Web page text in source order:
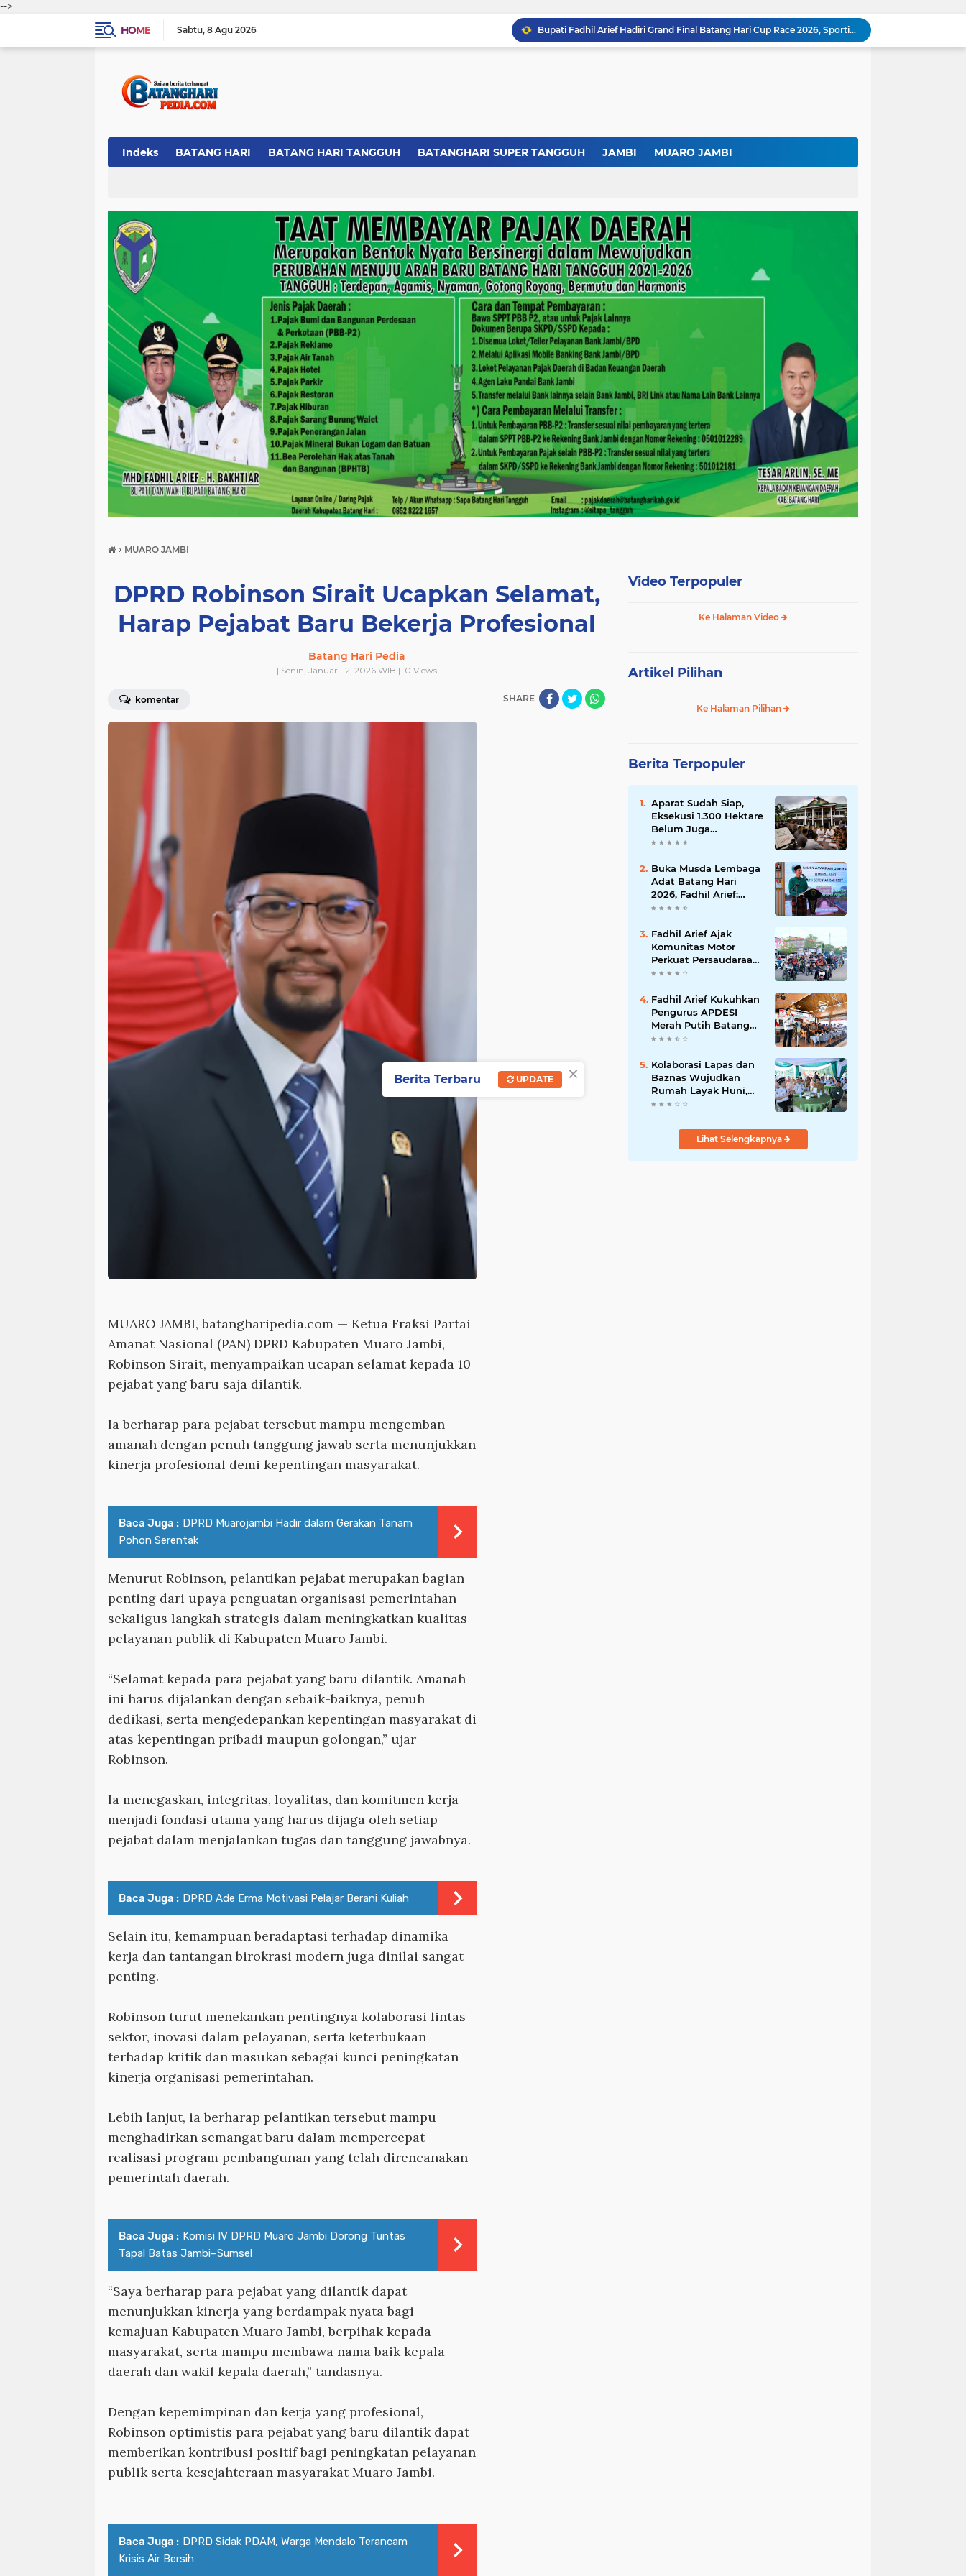
-->
HOME
Sabtu 8 Agu 2026 Bupati Fadhil Arief Hadiri Grand Final Batang Hari Cup Race 2026, Sportivitas dan UMKM Jadi Sorotan
Fadhil Arief Ajak Komunitas Motor Perkuat Persaudaraan dan Budaya Tertib Berlalu Lintas
Ratusan Petani Batanghari Gelar Sedekah Bubur di Tengah Sawah, Fadhil Arief: Tradisi Ini Harus Tetap Lestari
Indeks BATANG HARI BATANG HARI TANGGUH BATANGHARI SUPER TANGGUH JAMBI MUARO JAMBI
› MUARO JAMBI
DPRD Robinson Sirait Ucapkan Selamat,
Harap Pejabat Baru Bekerja Profesional
Batang Hari Pedia
| Senin, Januari 12, 2026 WIB | 0 Views
komentar SHARE
MUARO JAMBI, batangharipedia.com — Ketua Fraksi Partai
Amanat Nasional (PAN) DPRD Kabupaten Muaro Jambi,
Robinson Sirait, menyampaikan ucapan selamat kepada 10
pejabat yang baru saja dilantik.
Ia berharap para pejabat tersebut mampu mengemban
amanah dengan penuh tanggung jawab serta menunjukkan
kinerja profesional demi kepentingan masyarakat.
Baca Juga : DPRD Muarojambi Hadir dalam Gerakan Tanam
Pohon Serentak
Menurut Robinson, pelantikan pejabat merupakan bagian
penting dari upaya penguatan organisasi pemerintahan
sekaligus langkah strategis dalam meningkatkan kualitas
pelayanan publik di Kabupaten Muaro Jambi.
“Selamat kepada para pejabat yang baru dilantik. Amanah
ini harus dijalankan dengan sebaik-baiknya, penuh
dedikasi, serta mengedepankan kepentingan masyarakat di
atas kepentingan pribadi maupun golongan,” ujar
Robinson.
Ia menegaskan, integritas, loyalitas, dan komitmen kerja
menjadi fondasi utama yang harus dijaga oleh setiap
pejabat dalam menjalankan tugas dan tanggung jawabnya.
Baca Juga : DPRD Ade Erma Motivasi Pelajar Berani Kuliah
Selain itu, kemampuan beradaptasi terhadap dinamika
kerja dan tantangan birokrasi modern juga dinilai sangat
penting.
Robinson turut menekankan pentingnya kolaborasi lintas
sektor, inovasi dalam pelayanan, serta keterbukaan
terhadap kritik dan masukan sebagai kunci peningkatan
kinerja organisasi pemerintahan.
Lebih lanjut, ia berharap pelantikan tersebut mampu
menghadirkan semangat baru dalam mempercepat
realisasi program pembangunan yang telah direncanakan
pemerintah daerah.
Baca Juga : Komisi IV DPRD Muaro Jambi Dorong Tuntas
Tapal Batas Jambi–Sumsel
“Saya berharap para pejabat yang dilantik dapat
menunjukkan kinerja yang berdampak nyata bagi
kemajuan Kabupaten Muaro Jambi, berpihak kepada
masyarakat, serta mampu membawa nama baik kepala
daerah dan wakil kepala daerah,” tandasnya.
Dengan kepemimpinan dan kerja yang profesional,
Robinson optimistis para pejabat yang baru dilantik dapat
memberikan kontribusi positif bagi peningkatan pelayanan
publik serta kesejahteraan masyarakat Muaro Jambi.
Baca Juga : DPRD Sidak PDAM, Warga Mendalo Terancam
Krisis Air Bersih
Video Terpopuler
Ke Halaman Video
Artikel Pilihan
Ke Halaman Pilihan
Berita Terpopuler
Aparat Sudah Siap,
Eksekusi 1.300 Hektare
Belum Juga
Ditetapkan PN Muara
Buka Musda Lembaga
Adat Batang Hari
2026, Fadhil Arief:
Adat Adalah Benteng
Muda
Fadhil Arief Ajak
Komunitas Motor
Perkuat Persaudaraan
dan Budaya Tertib
Fadhil Arief Kukuhkan
Pengurus APDESI
Merah Putih Batang
Hari, Iknak Nahkodai
Kolaborasi Lapas dan
Baznas Wujudkan
Rumah Layak Huni,
Fadhil Arief: Bukti
Untuk Rakyat
Lihat Selengkapnya
×
Berita Terbaru UPDATE